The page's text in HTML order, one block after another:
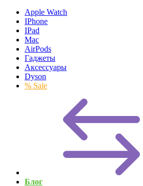
Apple Watch
IPhone
IPad
Mac
AirPods
Гаджеты
Аксессуары
Dyson
% Sale
Блог